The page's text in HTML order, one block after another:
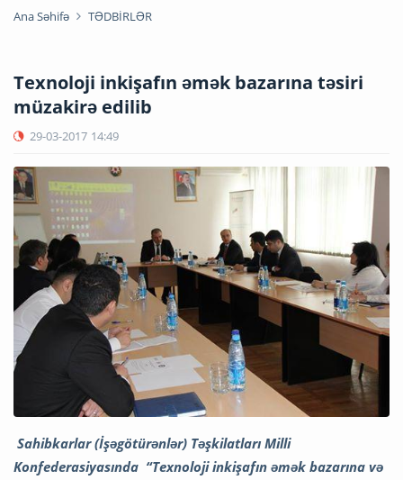
Ana Səhifə TƏDBİRLƏR
Texnoloji inkişafın əmək bazarına təsiri
müzakirə edilib
29-03-2017 14:49
Sahibkarlar (İşəgötürənlər) Təşkilatları Milli
Konfederasiyasında “Texnoloji inkişafın əmək bazarına və